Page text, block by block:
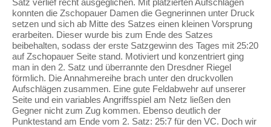
Satz verlief recht ausgeglichen. Mit platzierten Aufschlägen
konnten die Zschopauer Damen die Gegnerinnen unter Druck
setzen und sich ab Mitte des Satzes einen kleinen Vorsprung
erarbeiten. Dieser wurde bis zum Ende des Satzes
beibehalten, sodass der erste Satzgewinn des Tages mit 25:20
auf Zschopauer Seite stand. Motiviert und konzentriert ging
man in den 2. Satz und überrannte den Dresdner Riegel
förmlich. Die Annahmereihe brach unter den druckvollen
Aufschlägen zusammen. Eine gute Feldabwehr auf unserer
Seite und ein variables Angriffsspiel am Netz ließen den
Gegner nicht zum Zug kommen. Ebenso deutlich der
Punktestand am Ende vom 2. Satz: 25:7 für den VC. Doch wir